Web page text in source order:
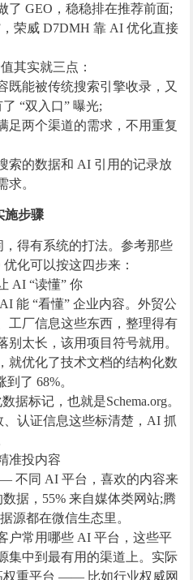
了 GEO，稳稳排在推荐前面;
荣威 D7DMH 靠 AI 优化直接
其实就三点：
既能被传统搜索引擎收录，又
“双入口” 曝光;
足两个渠道的需求，不用重复
索的数据和 AI 引用的记录放
求。
施步骤
得有系统的打法。参考那些
化可以按这四步来：
AI “读懂” 你
能 “看懂” 企业内容。外贸公
工厂信息这些东西，整理得有
太长，该用项目符号就用。
就优化了技术文档的结构化数
了 68%。
标记，也就是Schema.org。
认证信息这些标清楚，AI 抓
准投内容
不同 AI 平台，喜欢的内容来
数据，55% 来自媒体类网站;腾
源都在微信生态里。
户常用哪些 AI 平台，这些平
集中到最有用的渠道上。实际
权重平台 —— 比如行业权威网